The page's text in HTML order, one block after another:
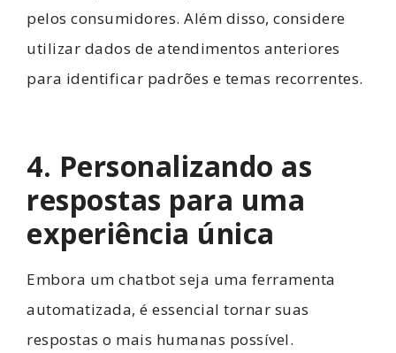
pelos consumidores. Além disso, considere
utilizar dados de atendimentos anteriores
para identificar padrões e temas recorrentes.
4. Personalizando as
respostas para uma
experiência única
Embora um chatbot seja uma ferramenta
automatizada, é essencial tornar suas
respostas o mais humanas possível.